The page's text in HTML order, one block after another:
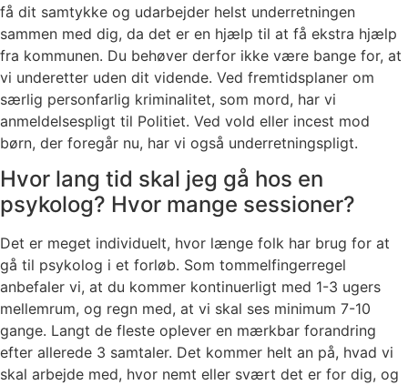
få dit samtykke og udarbejder helst underretningen
sammen med dig, da det er en hjælp til at få ekstra hjælp
fra kommunen. Du behøver derfor ikke være bange for, at
vi underetter uden dit vidende. Ved fremtidsplaner om
særlig personfarlig kriminalitet, som mord, har vi
anmeldelsespligt til Politiet. Ved vold eller incest mod
børn, der foregår nu, har vi også underretningspligt.
Hvor lang tid skal jeg gå hos en
psykolog? Hvor mange sessioner?
Det er meget individuelt, hvor længe folk har brug for at
gå til psykolog i et forløb. Som tommelfingerregel
anbefaler vi, at du kommer kontinuerligt med 1-3 ugers
mellemrum, og regn med, at vi skal ses minimum 7-10
gange. Langt de fleste oplever en mærkbar forandring
efter allerede 3 samtaler. Det kommer helt an på, hvad vi
skal arbejde med, hvor nemt eller svært det er for dig, og